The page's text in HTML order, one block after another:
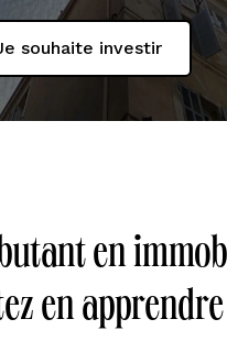
souhaite investir
en
en apprendre